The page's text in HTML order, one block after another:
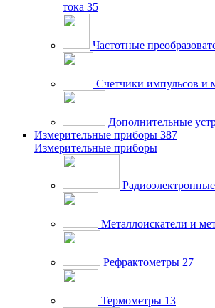
тока 35
Частотные
Счетчики импульсов и
Дополнительные
Измерительные приборы 387
Измерительные приборы
Металлоискатели и
Рефрактометры 27
Термометры 13